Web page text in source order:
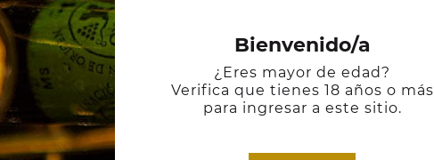
Bienvenido/a
¿Eres mayor de edad?
Verifica que tienes 18 años o más
para ingresar a este sitio.